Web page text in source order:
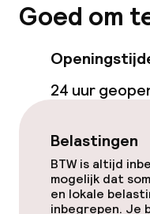
Goed om
24 uur
Belastingen
BTW is altijd
mogelijk dat
en lokale
inbegrepen. Je